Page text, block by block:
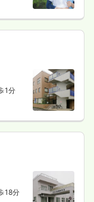
1分
18分